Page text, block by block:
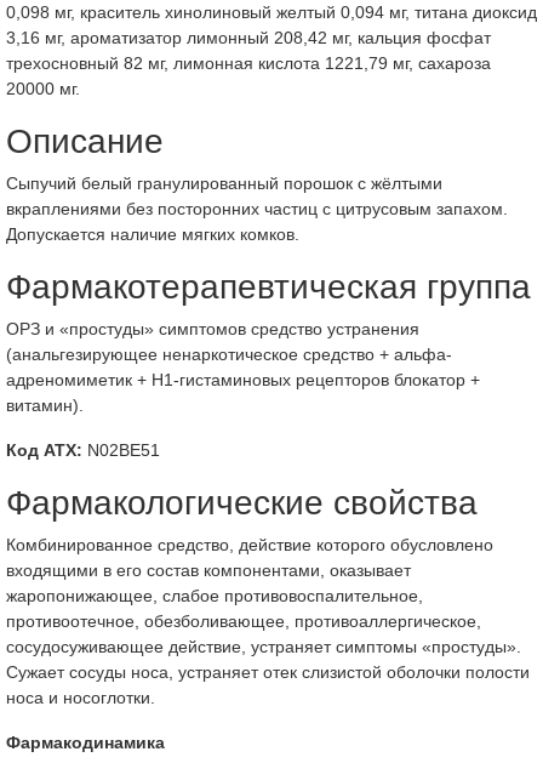
0,098 мг, краситель хинолиновый желтый 0,094 мг, титана диоксид
3,16 мг, ароматизатор лимонный 208,42 мг, кальция фосфат
трехосновный 82 мг, лимонная кислота 1221,79 мг, сахароза
20000 мг.
Описание
Сыпучий белый гранулированный порошок с жёлтыми
вкраплениями без посторонних частиц с цитрусовым запахом.
Допускается наличие мягких комков.
Фармакотерапевтическая группа
ОРЗ и «простуды» симптомов средство устранения
(анальгезирующее ненаркотическое средство + альфа-
адреномиметик + Н1-гистаминовых рецепторов блокатор +
витамин).
Код АТХ: N02BE51
Фармакологические свойства
Комбинированное средство, действие которого обусловлено
входящими в его состав компонентами, оказывает
жаропонижающее, слабое противовоспалительное,
противоотечное, обезболивающее, противоаллергическое,
сосудосуживающее действие, устраняет симптомы «простуды».
Сужает сосуды носа, устраняет отек слизистой оболочки полости
носа и носоглотки.
Фармакодинамика